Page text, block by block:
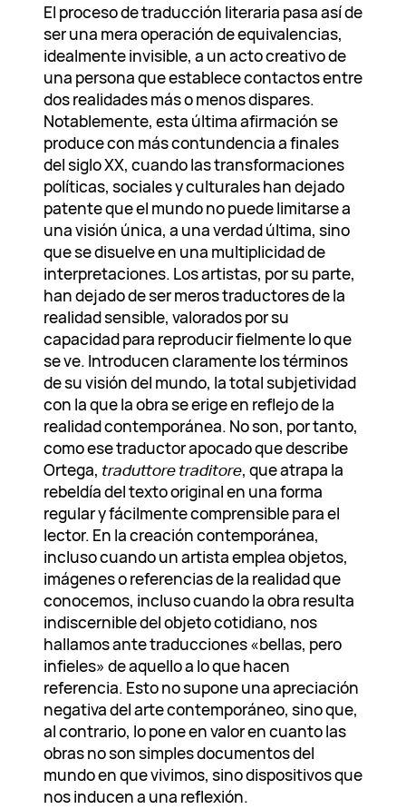
El proceso de traducción literaria pasa así de
ser una mera operación de equivalencias,
idealmente invisible, a un acto creativo de
una persona que establece contactos entre
dos realidades más o menos dispares.
Notablemente, esta última afirmación se
produce con más contundencia a finales
del siglo XX, cuando las transformaciones
políticas, sociales y culturales han dejado
patente que el mundo no puede limitarse a
una visión única, a una verdad última, sino
que se disuelve en una multiplicidad de
interpretaciones. Los artistas, por su parte,
han dejado de ser meros traductores de la
realidad sensible, valorados por su
capacidad para reproducir fielmente lo que
se ve. Introducen claramente los términos
de su visión del mundo, la total subjetividad
con la que la obra se erige en reflejo de la
realidad contemporánea. No son, por tanto,
como ese traductor apocado que describe
Ortega, traduttore traditore, que atrapa la
rebeldía del texto original en una forma
regular y fácilmente comprensible para el
lector. En la creación contemporánea,
incluso cuando un artista emplea objetos,
imágenes o referencias de la realidad que
conocemos, incluso cuando la obra resulta
indiscernible del objeto cotidiano, nos
hallamos ante traducciones «bellas, pero
infieles» de aquello a lo que hacen
referencia. Esto no supone una apreciación
negativa del arte contemporáneo, sino que,
al contrario, lo pone en valor en cuanto las
obras no son simples documentos del
mundo en que vivimos, sino dispositivos que
nos inducen a una reflexión.